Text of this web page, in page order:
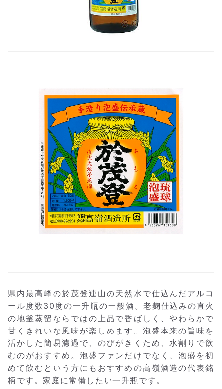
県内最高峰の於茂登連山の天然水で仕込んだアルコ
ール度数30度の一升瓶の一般酒。老麹仕込みの直火
の地釜蒸留ならではの上品で香ばしく、やわらかで
甘くきれいな風味が楽しめます。泡盛本来の旨味を
活かした簡易濾過で、のびがきくため、水割りで飲
むのがおすすめ。泡盛ファンだけでなく、泡盛を初
めて飲むという方にもおすすめの高嶺酒造の代表銘
柄です。家庭に常備したい一升瓶です。